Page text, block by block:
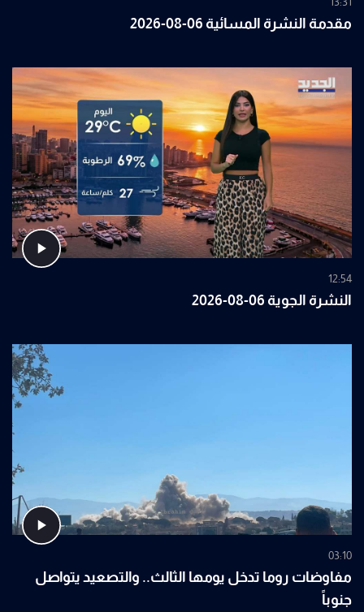
مقدمة النشرة المسائية 06-08-2026
12:54
النشرة الجوية 06-08-2026
03:10
مفاوضات روما تدخل يومها الثالث.. والتصعيد يتواصل
جنوباً